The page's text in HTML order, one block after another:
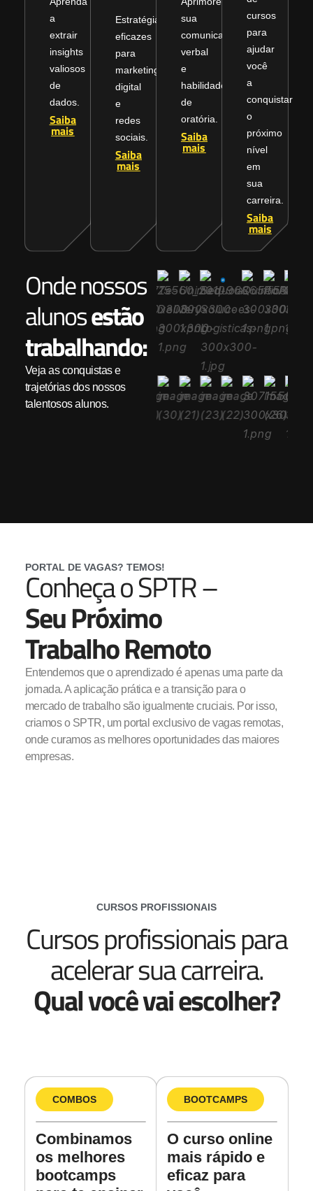
a
extrair
insights
valiosos
de
dados.
Saiba
mais
Estratégias
eficazes
para
marketing
digital
e
redes
sociais.
Saiba
mais
sua
comunicação
verbal
e
habilidades
de
oratória.
Saiba
mais
cursos
para
ajudar
você
a
conquistar
o
próximo
nível
em
sua
carreira.
Saiba
mais
Onde nossos
alunosestão
trabalhando:
Veja as conquistas e
trajetórias dos nossos
talentosos alunos.
PORTAL DE VAGAS? TEMOS!
Conheça o SPTR –
Seu Próximo
Trabalho Remoto
Entendemos que o aprendizado é apenas uma parte da
jornada. A aplicação prática e a transição para o
mercado de trabalho são igualmente cruciais. Por isso,
criamos o SPTR, um portal exclusivo de vagas remotas,
onde curamos as melhores oportunidades das maiores
empresas.
CURSOS PROFISSIONAIS
Cursos profissionais para
acelerar sua carreira.
Qual você vai escolher?
COMBOS
Combinamos
os melhores
bootcamps
BOOTCAMPS
O curso online
mais rápido e
eficaz para